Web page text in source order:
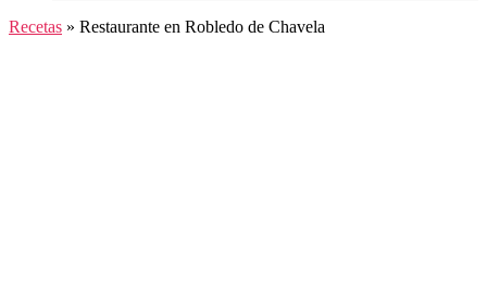
Recetas » Restaurante en Robledo de Chavela